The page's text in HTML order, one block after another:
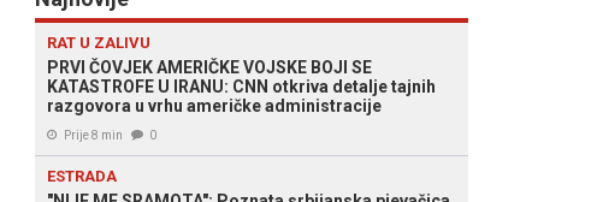
RAT U ZALIVU
PRVI ČOVJEK AMERIČKE VOJSKE BOJI SE
KATASTROFE U IRANU: CNN otkriva detalje tajnih
razgovora u vrhu američke administracije
Prije 8 min 0
ESTRADA